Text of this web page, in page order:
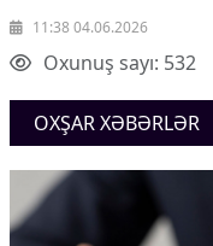
11:38 04.06.2026
Oxunuş sayı: 532
OXŞAR XƏBƏRLƏR